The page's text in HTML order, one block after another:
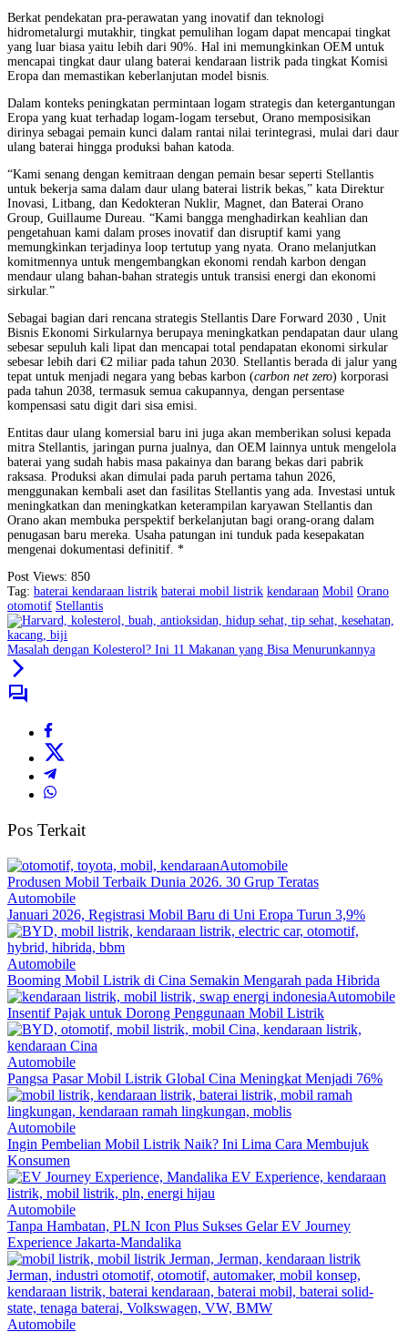
Berkat pendekatan pra-perawatan yang inovatif dan teknologi
hidrometalurgi mutakhir, tingkat pemulihan logam dapat mencapai tingkat
yang luar biasa yaitu lebih dari 90%. Hal ini memungkinkan OEM untuk
mencapai tingkat daur ulang baterai kendaraan listrik pada tingkat Komisi
Eropa dan memastikan keberlanjutan model bisnis.
Dalam konteks peningkatan permintaan logam strategis dan ketergantungan
Eropa yang kuat terhadap logam-logam tersebut, Orano memposisikan
dirinya sebagai pemain kunci dalam rantai nilai terintegrasi, mulai dari daur
ulang baterai hingga produksi bahan katoda.
“Kami senang dengan kemitraan dengan pemain besar seperti Stellantis
untuk bekerja sama dalam daur ulang baterai listrik bekas,” kata Direktur
Inovasi, Litbang, dan Kedokteran Nuklir, Magnet, dan Baterai Orano
Group, Guillaume Dureau. “Kami bangga menghadirkan keahlian dan
pengetahuan kami dalam proses inovatif dan disruptif kami yang
memungkinkan terjadinya loop tertutup yang nyata. Orano melanjutkan
komitmennya untuk mengembangkan ekonomi rendah karbon dengan
mendaur ulang bahan-bahan strategis untuk transisi energi dan ekonomi
sirkular.”
Sebagai bagian dari rencana strategis Stellantis Dare Forward 2030 , Unit
Bisnis Ekonomi Sirkularnya berupaya meningkatkan pendapatan daur ulang
sebesar sepuluh kali lipat dan mencapai total pendapatan ekonomi sirkular
sebesar lebih dari €2 miliar pada tahun 2030. Stellantis berada di jalur yang
tepat untuk menjadi negara yang bebas karbon (carbon net zero) korporasi
pada tahun 2038, termasuk semua cakupannya, dengan persentase
kompensasi satu digit dari sisa emisi.
Entitas daur ulang komersial baru ini juga akan memberikan solusi kepada
mitra Stellantis, jaringan purna jualnya, dan OEM lainnya untuk mengelola
baterai yang sudah habis masa pakainya dan barang bekas dari pabrik
raksasa. Produksi akan dimulai pada paruh pertama tahun 2026,
menggunakan kembali aset dan fasilitas Stellantis yang ada. Investasi untuk
meningkatkan dan meningkatkan keterampilan karyawan Stellantis dan
Orano akan membuka perspektif berkelanjutan bagi orang-orang dalam
penugasan baru mereka. Usaha patungan ini tunduk pada kesepakatan
mengenai dokumentasi definitif. *
Post Views: 850
Tag: baterai kendaraan listrik baterai mobil listrik kendaraan Mobil Orano
otomotif Stellantis
Masalah dengan Kolesterol? Ini 11 Makanan yang Bisa Menurunkannya
Pos Terkait
Automobile
Produsen Mobil Terbaik Dunia 2026. 30 Grup Teratas
Automobile
Januari 2026, Registrasi Mobil Baru di Uni Eropa Turun 3,9%
Automobile
Booming Mobil Listrik di Cina Semakin Mengarah pada Hibrida
Automobile
Insentif Pajak untuk Dorong Penggunaan Mobil Listrik
Automobile
Pangsa Pasar Mobil Listrik Global Cina Meningkat Menjadi 76%
Automobile
Ingin Pembelian Mobil Listrik Naik? Ini Lima Cara Membujuk
Konsumen
Automobile
Tanpa Hambatan, PLN Icon Plus Sukses Gelar EV Journey
Experience Jakarta-Mandalika
Automobile